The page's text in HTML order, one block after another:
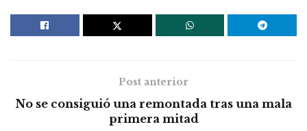
Post anterior
No se consiguió una remontada tras una mala
primera mitad